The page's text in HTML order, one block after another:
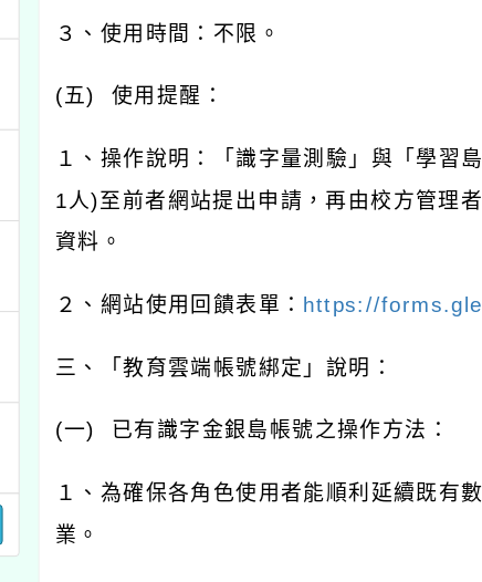
３、使用時間：不限。
(五) 使用提醒：
１、操作說明：「識字量測驗」與「學習
1人)至前者網站提出申請，再由校方管理
資料。
２、網站使用回饋表單： https://
三、「教育雲端帳號綁定」說明：
(一) 已有識字金銀島帳號之操作方法：
１、為確保各角色使用者能順利延續既有
業。